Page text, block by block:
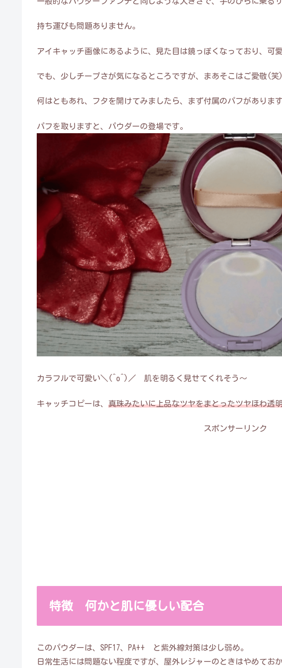
持ち運びも問題ありません。
アイキャッチ画像にあるように、見た目は鏡っぽくなっており、可
でも、少しチープさが気になるところですが、まあそこはご愛敬(笑)
何はともあれ、フタを開けてみましたら、まず付属のパフがあります
パフを取りますと、パウダーの登場です。
カラフルで可愛い＼(^o^)／ 肌を明るく見せてくれそう～
キャッチコピーは、 真珠みたいに上品なツヤをまとったツヤほわ透
スポンサーリンク
特徴 何かと肌に優しい配合
このパウダーは、SPF17、PA++ と紫外線対策は少し弱め。
日常生活には問題ない程度ですが、屋外レジャーのときはやめてお